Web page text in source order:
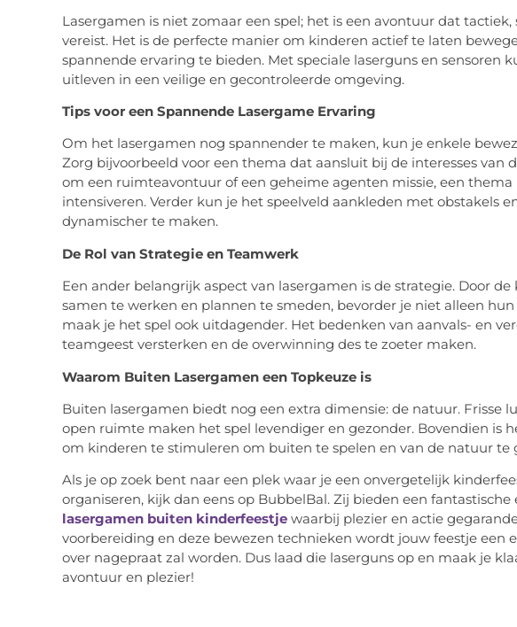
Lasergamen is niet zomaar een spel; het is een avontuur dat
vereist. Het is de perfecte manier om kinderen actief te laten
spannende ervaring te bieden. Met speciale laserguns en sensoren
uitleven in een veilige en gecontroleerde omgeving.
Tips voor een Spannende Lasergame Ervaring
Om het lasergamen nog spannender te maken, kun je enkele
Zorg bijvoorbeeld voor een thema dat aansluit bij de interesses van
om een ruimteavontuur of een geheime agenten missie, een thema
intensiveren. Verder kun je het speelveld aankleden met obstakels
dynamischer te maken.
De Rol van Strategie en Teamwerk
Een ander belangrijk aspect van lasergamen is de strategie. Door
samen te werken en plannen te smeden, bevorder je niet alleen
maak je het spel ook uitdagender. Het bedenken van aanvals- en
teamgeest versterken en de overwinning des te zoeter maken.
Waarom Buiten Lasergamen een Topkeuze is
Buiten lasergamen biedt nog een extra dimensie: de natuur. Frisse
open ruimte maken het spel levendiger en gezonder. Bovendien is
om kinderen te stimuleren om buiten te spelen en van de natuur te
Als je op zoek bent naar een plek waar je een onvergetelijk
organiseren, kijk dan eens op BubbelBal. Zij bieden een fantastische
lasergamen buiten kinderfeestjewaarbij plezier en actie
voorbereiding en deze bewezen technieken wordt jouw feestje een
over nagepraat zal worden. Dus laad die laserguns op en maak je
avontuur en plezier!